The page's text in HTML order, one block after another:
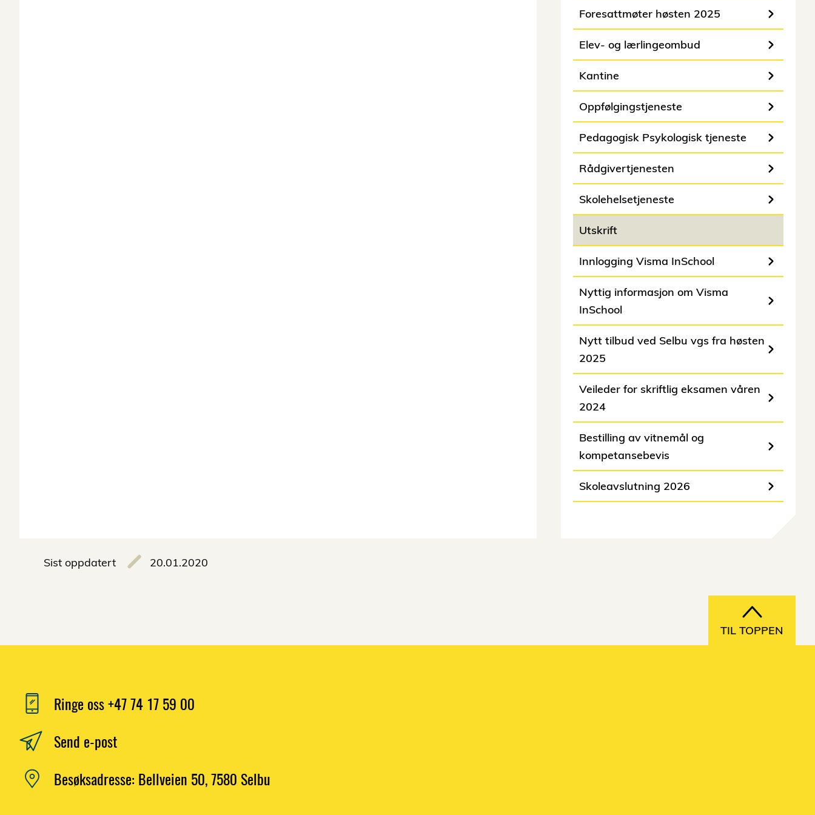
Foresattmøter høsten 2025
Elev- og lærlingeombud
Kantine
Oppfølgingstjeneste
Pedagogisk Psykologisk tjeneste
Rådgivertjenesten
Skolehelsetjeneste
Utskrift
Innlogging Visma InSchool
Nyttig informasjon om Visma
InSchool
Nytt tilbud ved Selbu vgs fra høsten
2025
Veileder for skriftlig eksamen våren
2024
Bestilling av vitnemål og
kompetansebevis
Skoleavslutning 2026
Sist oppdatert 20.01.2020
TIL TOPPEN
Ringe oss +47 74 17 59 00
Send e-post
Besøksadresse: Bellveien 50, 7580 Selbu